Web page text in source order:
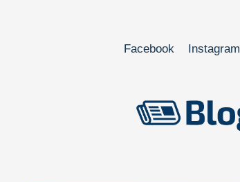
Facebook Instagram